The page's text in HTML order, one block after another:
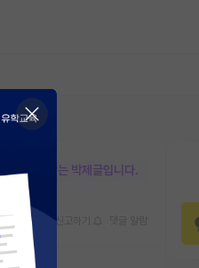
수정되지 않는 박제글입니다.
스크랩 신고하기